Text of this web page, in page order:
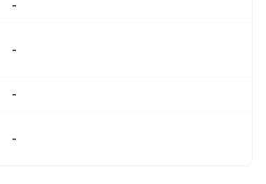
-
-
-
-